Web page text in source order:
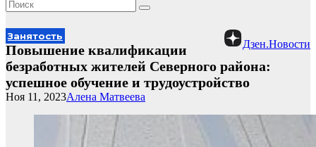
Дзен.Новости
Занятость
Повышение квалификации
безработных жителей Северного района:
успешное обучение и трудоустройство
Алена Матвеева
Ноя 11, 2023